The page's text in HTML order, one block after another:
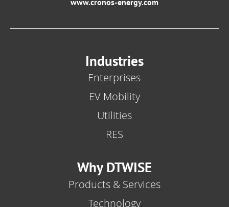
Industries
Enterprises
EV Mobility
Utilities
RES
Why DTWISE
Products & Services
Technology